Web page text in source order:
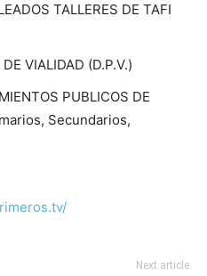
TALLERES DE TAFI
VIALIDAD (D.P.V.)
PUBLICOS DE
Secundarios,
Next article